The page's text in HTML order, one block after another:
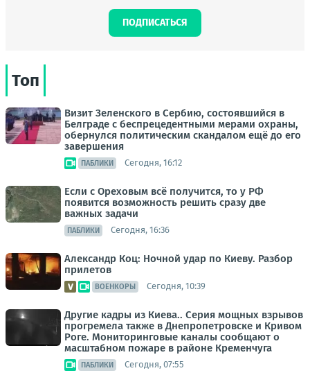
ПОДПИСАТЬСЯ
Топ
Визит Зеленского в Сербию, состоявшийся в
Белграде с беспрецедентными мерами охраны,
обернулся политическим скандалом ещё до его
завершения
ПАБЛИКИ Сегодня, 16:12
Если с Ореховым всё получится, то у РФ
появится возможность решить сразу две
важных задачи
ПАБЛИКИ Сегодня, 16:36
Александр Коц: Ночной удар по Киеву. Разбор
прилетов
ВОЕНКОРЫ Сегодня, 10:39
Другие кадры из Киева.. Серия мощных взрывов
прогремела также в Днепропетровске и Кривом
Роге. Мониторинговые каналы сообщают о
масштабном пожаре в районе Кременчуга
ПАБЛИКИ Сегодня, 07:55